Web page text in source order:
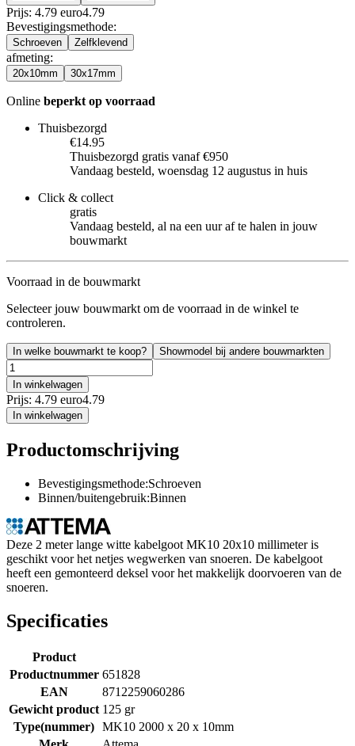
Prijs: 4.79 euro4.79
Bevestigingsmethode:
Schroeven Zelfklevend
afmeting:
20x10mm 30x17mm
Online beperkt op voorraad
Thuisbezorgd
€14.95
Thuisbezorgd gratis vanaf €950
Vandaag besteld, woensdag 12 augustus in huis
Click & collect
gratis
Vandaag besteld, al na een uur af te halen in jouw
bouwmarkt
Voorraad in de bouwmarkt
Selecteer jouw bouwmarkt om de voorraad in de winkel te
controleren.
In welke bouwmarkt te koop? Showmodel bij andere bouwmarkten
In winkelwagen
Prijs: 4.79 euro4.79
In winkelwagen
Productomschrijving
Bevestigingsmethode:Schroeven
Binnen/buitengebruik:Binnen
Deze 2 meter lange witte kabelgoot MK10 20x10 millimeter is
geschikt voor het netjes wegwerken van snoeren. De kabelgoot
heeft een gemonteerd deksel voor het makkelijk doorvoeren van de
snoeren.
Specificaties
Product
Productnummer 651828
EAN
8712259060286
Gewicht product 125 gr
Type(nummer) MK10 2000 x 20 x 10mm